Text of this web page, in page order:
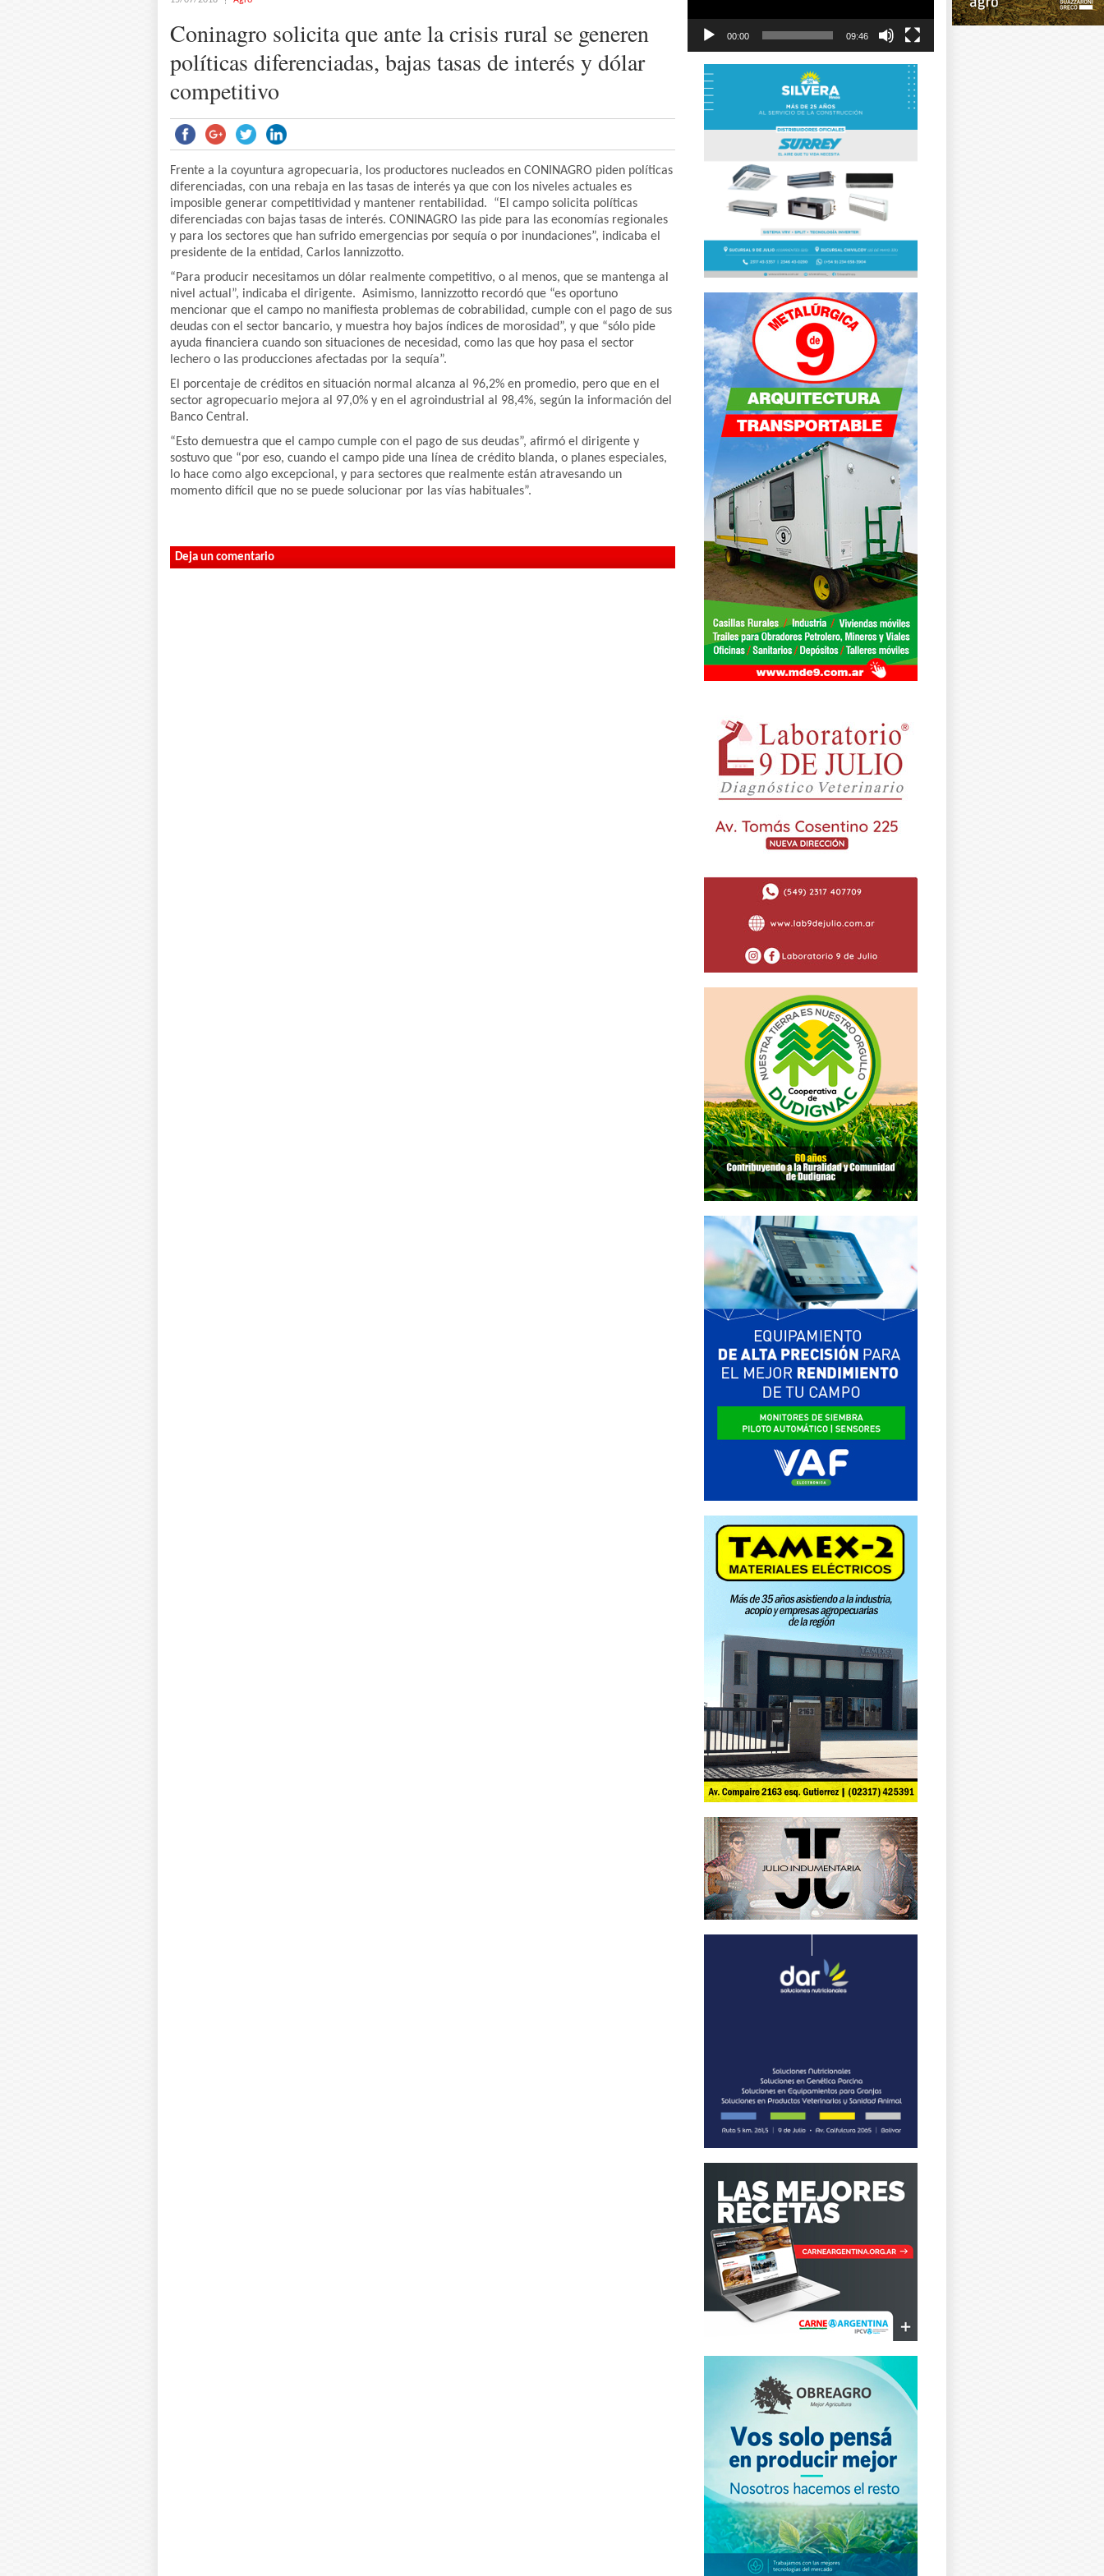
Coninagro solicita que ante la crisis rural se generen
políticas diferenciadas, bajas tasas de interés y dólar
competitivo
Frente a la coyuntura agropecuaria, los productores nucleados en CONINAGRO piden políticas
diferenciadas, con una rebaja en las tasas de interés ya que con los niveles actuales es
imposible generar competitividad y mantener rentabilidad. “El campo solicita políticas
diferenciadas con bajas tasas de interés. CONINAGRO las pide para las economías regionales
y para los sectores que han sufrido emergencias por sequía o por inundaciones”, indicaba el
presidente de la entidad, Carlos Iannizzotto.
“Para producir necesitamos un dólar realmente competitivo, o al menos, que se mantenga al
nivel actual”, indicaba el dirigente. Asimismo, Iannizzotto recordó que “es oportuno
mencionar que el campo no manifiesta problemas de cobrabilidad, cumple con el pago de sus
deudas con el sector bancario, y muestra hoy bajos índices de morosidad”, y que “sólo pide
ayuda financiera cuando son situaciones de necesidad, como las que hoy pasa el sector
lechero o las producciones afectadas por la sequía”.
El porcentaje de créditos en situación normal alcanza al 96,2% en promedio, pero que en el
sector agropecuario mejora al 97,0% y en el agroindustrial al 98,4%, según la información del
Banco Central.
“Esto demuestra que el campo cumple con el pago de sus deudas”, afirmó el dirigente y
sostuvo que “por eso, cuando el campo pide una línea de crédito blanda, o planes especiales,
lo hace como algo excepcional, y para sectores que realmente están atravesando un
momento difícil que no se puede solucionar por las vías habituales”.
Deja un comentario
00:00 09:46